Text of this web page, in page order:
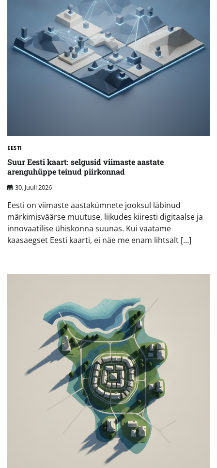
EESTI
Suur Eesti kaart: selgusid viimaste aastate
arenguhüppe teinud piirkonnad
30. Juuli 2026
Eesti on viimaste aastakümnete jooksul läbinud
märkimisväärse muutuse, liikudes kiiresti digitaalse ja
innovaatilise ühiskonna suunas. Kui vaatame
kaasaegset Eesti kaarti, ei näe me enam lihtsalt […]